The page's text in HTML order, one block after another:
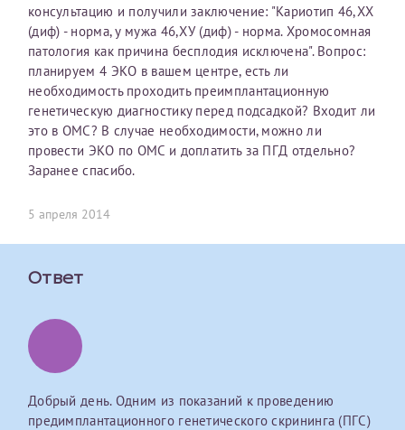
консультацию и получили заключение: "Кариотип 46,ХХ
(диф) - норма, у мужа 46,ХУ (диф) - норма. Хромосомная
патология как причина бесплодия исключена". Вопрос:
планируем 4 ЭКО в вашем центре, есть ли
необходимость проходить преимплантационную
генетическую диагностику перед подсадкой? Входит ли
это в ОМС? В случае необходимости, можно ли
провести ЭКО по ОМС и доплатить за ПГД отдельно?
Заранее спасибо.
5 апреля 2014
Ответ
Добрый день. Одним из показаний к проведению
предимплантационного генетического скрининга (ПГС)
О каком враче расскажете?
Ваш отзыв
персональных данных
Электронная почта*
Номер телефона*
Сдать спермограмму
Или введите его имя
Наши специалисты готовы помочь вам, предоставив
общую информацию и рекомендации на основе
ваших вопросов. Задайте ваш вопрос,
и мы постараемся ответить на него как можно
скорее.
Я подтверждаю, что ознакомился с уведомлением,
приведённым выше.
первом заявлении. После отправки готового документа
изменения и переоформление справки на другого
налогоплательщика не выполняются . Пожалуйста,
внимательно проверяйте все данные перед отправкой
заявки.
После отправки заявки вы получите письмо на указанную
электронную почту с подтверждением «Заявка на справку
принята ». Если письмо не поступит, пожалуйста, свяжитесь
Заявление
Прошу выдать справку об оказанных медицинских услугах
Фамилия*
Имя*